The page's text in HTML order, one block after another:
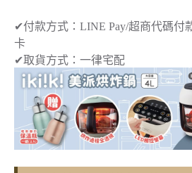
✔付款方式：LINE Pay/超商代碼付
卡
✔取貨方式：一律宅配